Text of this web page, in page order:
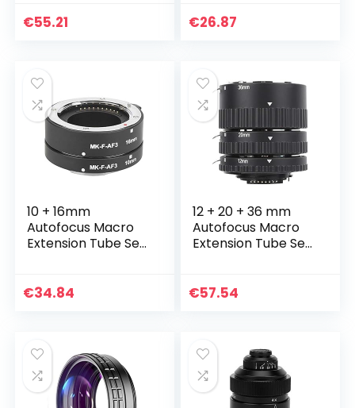
Shots Voor Meeste
€55.21
Nikon F Digitale SLR
€26.87
10 + 16mm
Autofocus Macro
Extension Tube Set,
Adapterringen Set
€34.84
12 + 20 + 36 mm
Autofocus Macro
Extension Tube Set,
Adapter Rings Set
€57.54